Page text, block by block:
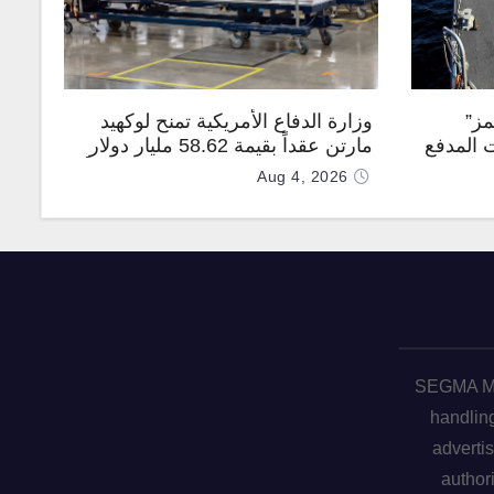
المدفع
وزارة الدفاع الأمريكية تمنح لوكهيد
مارتن عقداً بقيمة 58.62 مليار دولار
Aug 4, 2026
SEGMA